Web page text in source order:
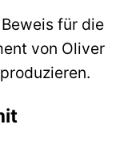
für die
von Oliver